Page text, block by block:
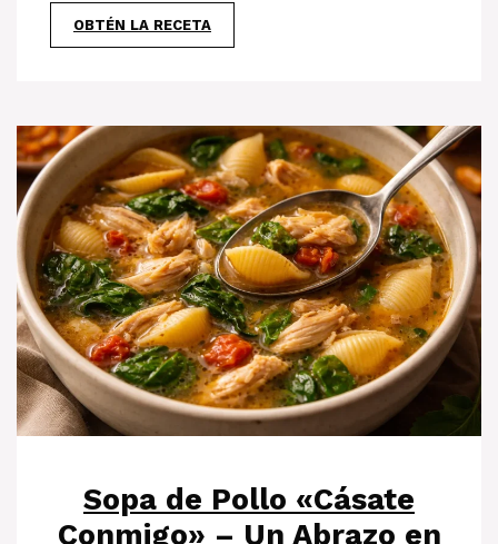
OBTÉN LA RECETA
Sopa de Pollo «Cásate
Conmigo» – Un Abrazo en